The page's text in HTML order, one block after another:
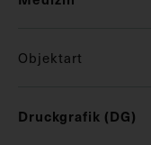
Objektart
Druckgrafik (DG)